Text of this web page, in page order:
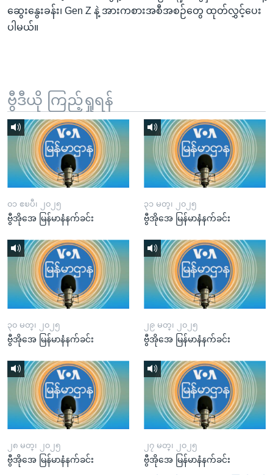
ဆွေးနွေးခန်း၊ Gen Z နဲ့ အားကစားအစီအစဉ်တွေ ထုတ်လွှင့်ပေး
ပါမယ်။
ဗွီဒီယို ကြည့်ရှုရန်
၀၁ ဧၿပီ၊ ၂၀၂၅
ဗွီအိုအေ မြန်မာနံနက်ခင်း
၃၁ မတ္၊ ၂၀၂၅
ဗွီအိုအေ မြန်မာနံနက်ခင်း
၃၀ မတ္၊ ၂၀၂၅
ဗွီအိုအေ မြန်မာနံနက်ခင်း
၂၉ မတ္၊ ၂၀၂၅
ဗွီအိုအေ မြန်မာနံနက်ခင်း
၂၈ မတ္၊ ၂၀၂၅
ဗွီအိုအေ မြန်မာနံနက်ခင်း
၂၇ မတ္၊ ၂၀၂၅
ဗွီအိုအေ မြန်မာနံနက်ခင်း